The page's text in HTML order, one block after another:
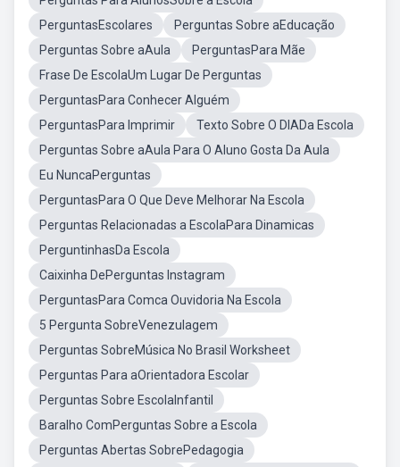
PerguntasEscolares
Perguntas Sobre aEducação
Perguntas Sobre aAula
PerguntasPara Mãe
Frase De EscolaUm Lugar De Perguntas
PerguntasPara Conhecer Alguém
PerguntasPara Imprimir
Texto Sobre O DIADa Escola
Perguntas Sobre aAula Para O Aluno Gosta Da Aula
Eu NuncaPerguntas
PerguntasPara O Que Deve Melhorar Na Escola
Perguntas Relacionadas a EscolaPara Dinamicas
PerguntinhasDa Escola
Caixinha DePerguntas Instagram
PerguntasPara Comca Ouvidoria Na Escola
5 Pergunta SobreVenezulagem
Perguntas SobreMúsica No Brasil Worksheet
Perguntas Para aOrientadora Escolar
Perguntas Sobre EscolaInfantil
Baralho ComPerguntas Sobre a Escola
Perguntas Abertas SobrePedagogia